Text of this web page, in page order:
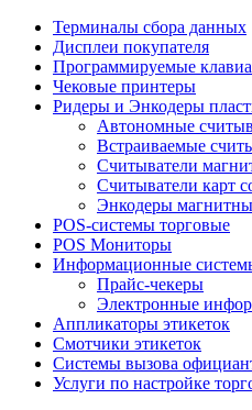
Терминалы сбора данных
Дисплеи покупателя
Программируемые
Чековые принтеры
Ридеры и Энкодеры
Автономные
Встраиваемые
Считыватели
Считыватели карт
Энкодеры
POS-системы торговые
POS Мониторы
Информационные
Прайс-чекеры
Электронные
Аппликаторы этикеток
Смотчики этикеток
Системы вызова
Услуги по настройке